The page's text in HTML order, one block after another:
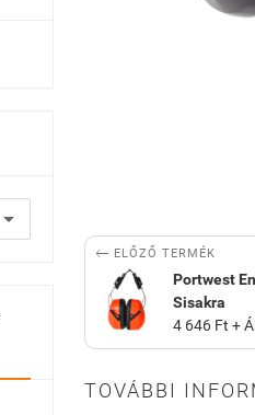
 ELŐZŐ TERMÉK
Portwest
Sisakra
4 646 Ft +
TOVÁBBI